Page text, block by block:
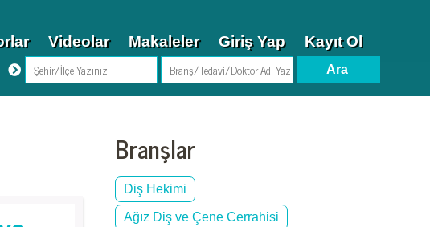
Videolar Makaleler Giriş Yap Kayıt Ol
Branşlar
Diş Hekimi
Ağız Diş ve Çene Cerrahisi